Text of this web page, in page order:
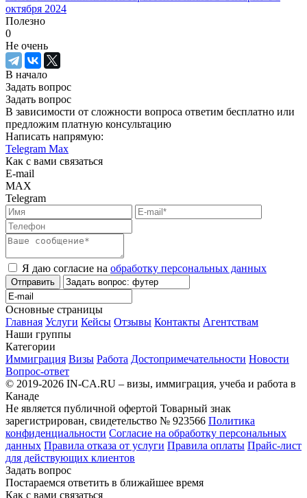
октября 2024
Полезно
0
Не очень
В начало
Задать вопрос
Задать вопрос
В зависимости от сложности вопроса ответим бесплатно или
предложим платную консультацию
Написать напрямую:
Telegram Max
Как с вами связаться
E-mail
MAX
Telegram
Я даю согласие на обработку персональных данных
Отправить
Основные страницы
Главная Услуги Кейсы Отзывы Контакты Агентствам
Наши группы
Категории
Иммиграция Визы Работа Достопримечательности Новости
Вопрос-ответ
© 2019-2026 IN-CA.RU – визы, иммиграция, учеба и работа в
Канаде
Не является публичной офертой Товарный знак
зарегистрирован, свидетельство № 923566 Политика
конфиденциальности Согласие на обработку персональных
данных Правила отказа от услуги Правила оплаты Прайс-лист
для действующих клиентов
Задать вопрос
Постараемся ответить в ближайшее время
Как с вами связаться